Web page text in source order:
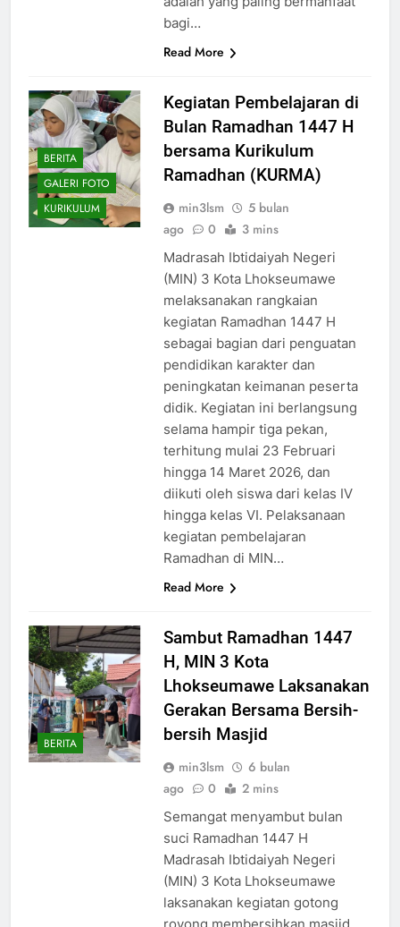
bagi…
Read More
BERITA
GALERI FOTO
KURIKULUM
Kegiatan Pembelajaran di
Bulan Ramadhan 1447 H
bersama Kurikulum
Ramadhan (KURMA)
min3lsm
5 bulan
ago
0 3 mins
Madrasah Ibtidaiyah Negeri
(MIN) 3 Kota Lhokseumawe
melaksanakan rangkaian
kegiatan Ramadhan 1447 H
sebagai bagian dari penguatan
pendidikan karakter dan
peningkatan keimanan peserta
didik. Kegiatan ini berlangsung
selama hampir tiga pekan,
terhitung mulai 23 Februari
hingga 14 Maret 2026, dan
diikuti oleh siswa dari kelas IV
hingga kelas VI. Pelaksanaan
kegiatan pembelajaran
Ramadhan di MIN…
Read More
BERITA
Sambut Ramadhan 1447
H, MIN 3 Kota
Lhokseumawe Laksanakan
Gerakan Bersama Bersih-
bersih Masjid
min3lsm
6 bulan
ago
0 2 mins
Semangat menyambut bulan
suci Ramadhan 1447 H
Madrasah Ibtidaiyah Negeri
(MIN) 3 Kota Lhokseumawe
laksanakan kegiatan gotong